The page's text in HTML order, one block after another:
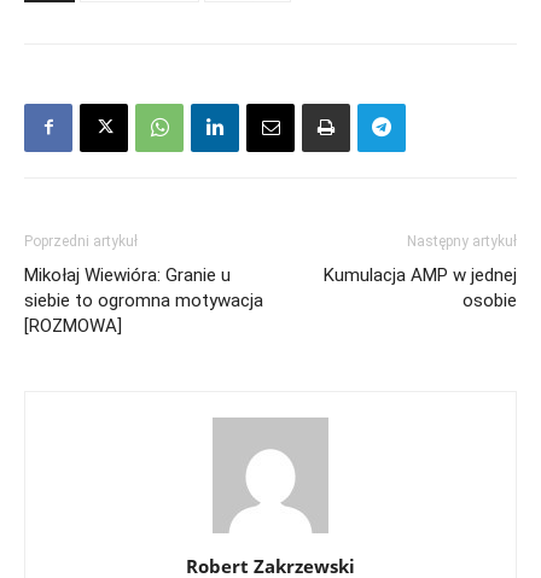
Poprzedni artykuł
Mikołaj Wiewióra: Granie u
siebie to ogromna motywacja
[ROZMOWA]
Następny artykuł
Kumulacja AMP w jednej
osobie
Robert Zakrzewski